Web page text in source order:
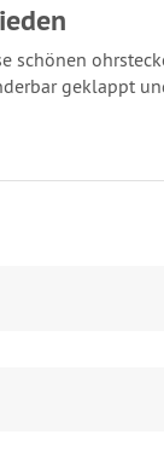
schönen
geklappt